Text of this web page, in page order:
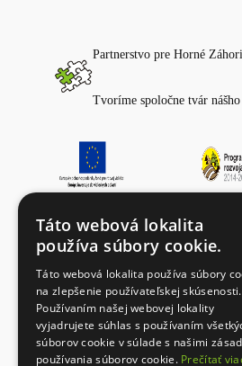
Partnerstvo pre Horné
Tvoríme spoločne tvár
Fotogaléria
Dokumenty
Ochrana osobných údajov
Designed with
Táto webová lokalita
používa súbory cookie.
Táto webová lokalita používa súbory
na zlepšenie používateľskej skúsenosti.
Používaním našej webovej lokality
vyjadrujete súhlas s používaním
súborov cookie v súlade s našimi
používania súborov cookie. Prečítať